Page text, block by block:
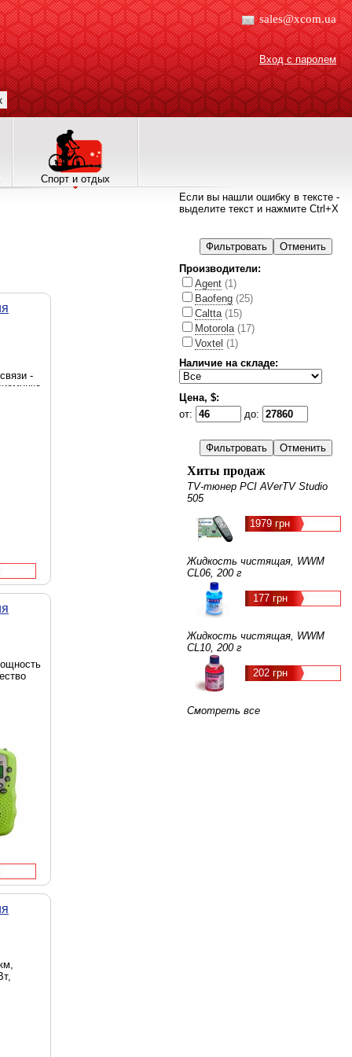
sales@xcom.ua
Вход с паролем
Спорт и отдых
-
- 99
-
-
г,
- 143
-
Если вы нашли ошибку в тексте -
выделите текст и нажмите Ctrl+X
Производители:
Agent (1)
Baofeng (25)
Caltta (15)
Motorola (17)
Voxtel (1)
Наличие на складе:
Цена, $:
от:
до:
Хиты продаж
TV-тюнер PCI AVerTV Studio
505
1979 грн
Жидкость чистящая, WWM
CL06, 200 г
177 грн
Жидкость чистящая, WWM
CL10, 200 г
202 грн
Смотреть все